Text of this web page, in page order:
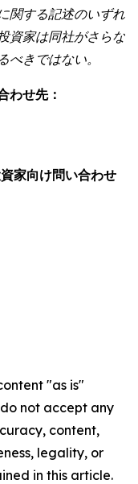
関する記述のいずれ
資家は同社がさらな
きではない。
わせ先：
家向け問い合わせ
"as is"
not accept any
content,
legality, or
in this article.